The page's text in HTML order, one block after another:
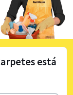
está